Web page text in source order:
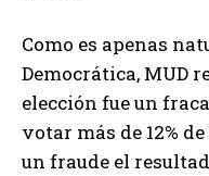
Como es apenas
Democrática, MUD
elección fue un
votar más de 12%
un fraude el